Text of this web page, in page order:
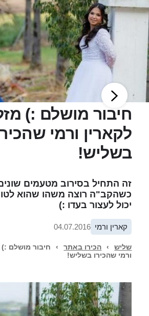
חיבור מושלם :)
לקארין ורמי
בשליש!
זה התחיל בסירוב מטעמים
כשהקב"ה רוצה משהו שהוא
יכול לעצור בעדו :)
קארין ורמי 04.07.2016
שליש › הכירו באתר ›
חיבור מושלם :)
ורמי שהכירו בשליש!